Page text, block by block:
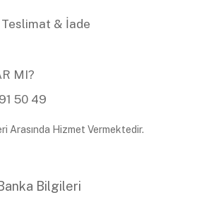
Teslimat & İade
MI?
50 49
Arasında Hizmet Vermektedir.
Bilgileri